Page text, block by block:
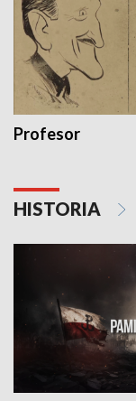
Profesor
HISTORIA